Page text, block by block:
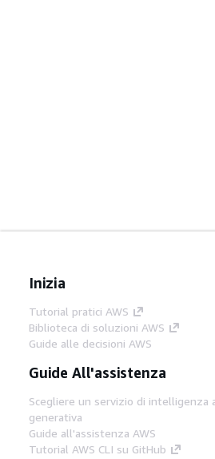
Inizia
Tutorial pratici AWS
Biblioteca di soluzioni AWS
Guide alle decisioni AWS
Guide All'assistenza
Scegliere un servizio di intelligenza
generativa
Guide all'assistenza AWS
Tutorial AWS CLI su GitHub